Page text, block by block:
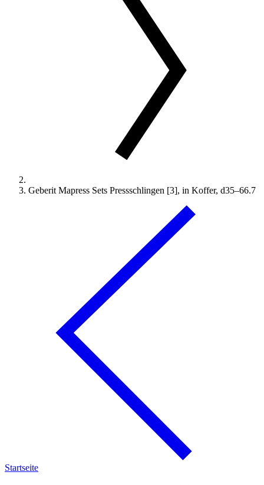
Geberit Mapress Sets Pressschlingen [3], in Koffer, d35–66.7
Startseite